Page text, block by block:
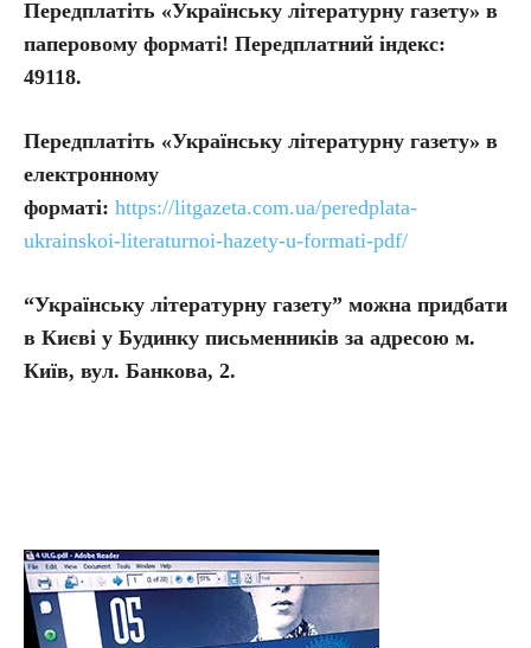
Передплатіть «Українську літературну газету» в
паперовому форматі! Передплатний індекс:
49118.
Передплатіть «Українську літературну газету» в
електронному
форматі: https://litgazeta.com.ua/peredplata-
ukrainskoi-literaturnoi-hazety-u-formati-pdf/
“Українську літературну газету” можна придбати
в Києві у Будинку письменників за адресою м.
Київ, вул. Банкова, 2.